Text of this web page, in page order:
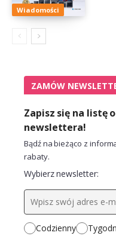
Wiadomości
ZAMÓW
Zapisz się na listę
newslettera!
Bądź na bieżąco z
rabaty.
Wybierz newsletter:
Codzienny